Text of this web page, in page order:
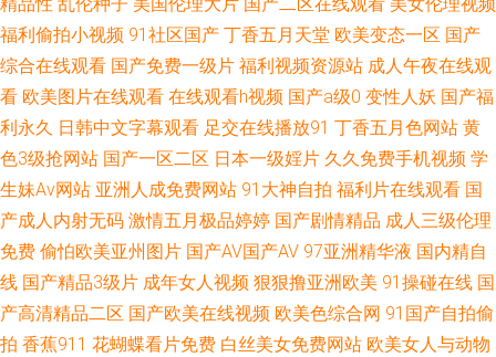
视频导航 国产午夜伦鲁鲁 久久超碰人人操 欧美精品13 日本韩国毛片 午夜成
人 最新91视频 91中文熟女 俺也操激情五月天 岛国网址 久草超爱 男女91免
费观看 人人超碰干 天天天天操 91国产视频大全 97人人操超碰 超碰99热 国
产大片中文字幕 久久伊人免费 欧美内射网站 日本韩国颜射 少妇午夜影院 五
月婷婷色色 自慰喷水网站 AV天党电影院 成人久草 韩日色情 久久国产网站
男人网站 日韩精品影视 午夜剧场人妖 91传媒网站 97巨乳超碰 福利导航网
福利偷拍小视频 91社区国产 丁香五月天堂 欧美变态一区 国产
综合在线观看 国产免费一级片 福利视频资源站 成人午夜在线观
看 欧美图片在线观看 在线观看h视频 国产a级0 变性人妖 国产福
利永久 日韩中文字幕观看 足交在线播放91 丁香五月色网站 黄
色3级抢网站 国产一区二区 日本一级婬片 久久免费手机视频 学
生妹Av网站 亚洲人成免费网站 91大神自拍 福利片在线观看 国
产成人内射无码 激情五月极品婷婷 国产剧情精品 成人三级伦理
免费 偷怕欧美亚州图片 国产AV国产AV 97亚洲精华液 国内精自
线 国产精品3级片 成年女人视频 狠狠撸亚洲欧美 91操碰在线 国
产高清精品二区 国产欧美在线视频 欧美色综合网 91国产自拍偷
拍 香蕉911 花蝴蝶看片免费 白丝美女免费网站 欧美女人与动物